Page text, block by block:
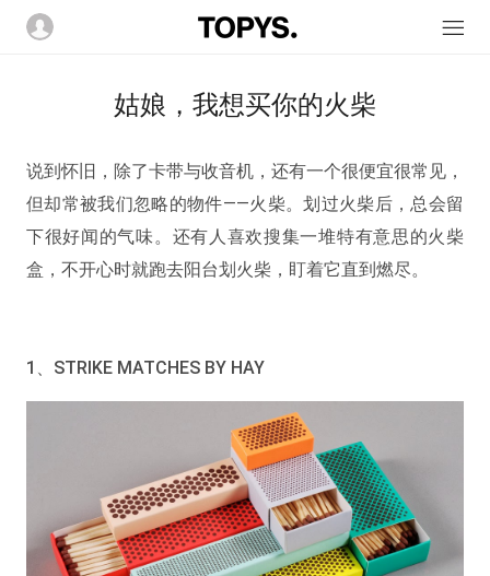
姑娘，我想买你的火柴
说到怀旧，除了卡带与收音机，还有一个很便宜很常见，
但却常被我们忽略的物件——火柴。划过火柴后，总会留
下很好闻的气味。还有人喜欢搜集一堆特有意思的火柴
盒，不开心时就跑去阳台划火柴，盯着它直到燃尽。
1、STRIKE MATCHES BY HAY